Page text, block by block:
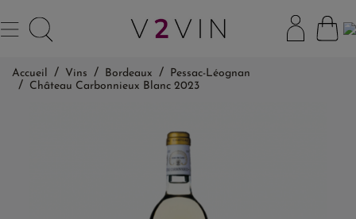
Accueil Vins Bordeaux
Pessac-Léognan
Château Carbonnieux Blanc 2023